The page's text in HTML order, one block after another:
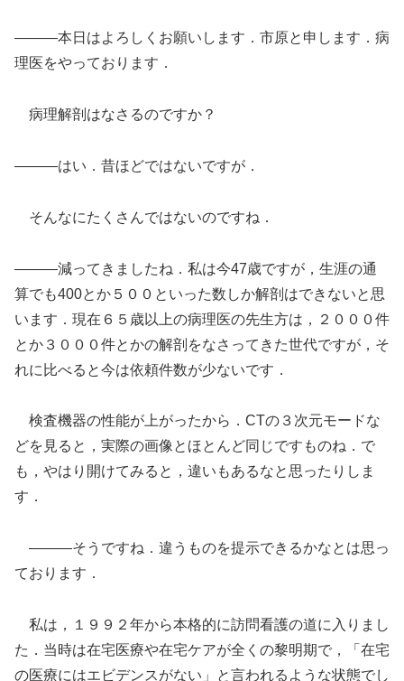
―――本日はよろしくお願いします．市原と申します．病
理医をやっております．
病理解剖はなさるのですか？
―――はい．昔ほどではないですが．
そんなにたくさんではないのですね．
―――減ってきましたね．私は今47歳ですが，生涯の通
算でも400とか５００といった数しか解剖はできないと思
います．現在６５歳以上の病理医の先生方は，２０００件
とか３０００件とかの解剖をなさってきた世代ですが，そ
れに比べると今は依頼件数が少ないです．
検査機器の性能が上がったから．CTの３次元モードな
どを見ると，実際の画像とほとんど同じですものね．で
も，やはり開けてみると，違いもあるなと思ったりしま
す．
―――そうですね．違うものを提示できるかなとは思っ
ております．
私は，１９９２年から本格的に訪問看護の道に入りまし
た．当時は在宅医療や在宅ケアが全くの黎明期で，「在宅
の医療にはエビデンスがない」と言われるような状態でし